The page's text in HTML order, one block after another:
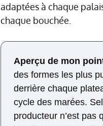
adaptées à chaque
chaque bouchée.
Aperçu de mon
des formes les plus
derrière chaque
cycle des marées.
producteur n’est pas